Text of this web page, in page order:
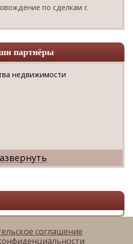
по сделкам с
партнёры
недвижимости
соглашение